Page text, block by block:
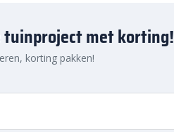
met korting!
korting pakken!